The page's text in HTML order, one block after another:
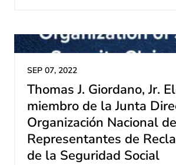
SEP 07, 2022
Thomas J. Giordano, Jr.
miembro de la Junta
Organización Nacional de
Representantes de
de la Seguridad Social